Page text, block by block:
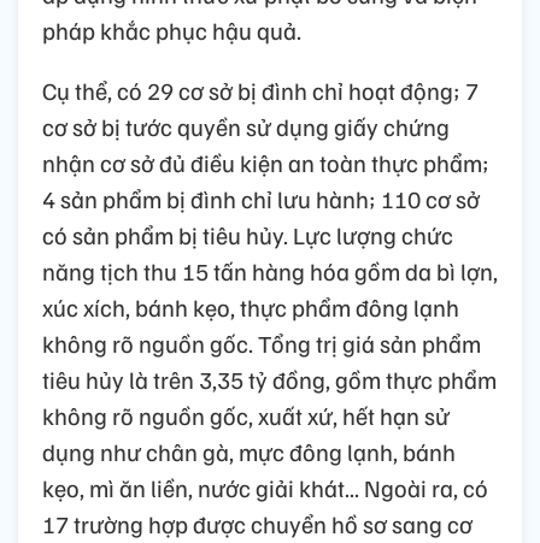
pháp khắc phục hậu quả.
Cụ thể, có 29 cơ sở bị đình chỉ hoạt động; 7
cơ sở bị tước quyền sử dụng giấy chứng
nhận cơ sở đủ điều kiện an toàn thực phẩm;
4 sản phẩm bị đình chỉ lưu hành; 110 cơ sở
có sản phẩm bị tiêu hủy. Lực lượng chức
năng tịch thu 15 tấn hàng hóa gồm da bì lợn,
xúc xích, bánh kẹo, thực phẩm đông lạnh
không rõ nguồn gốc. Tổng trị giá sản phẩm
tiêu hủy là trên 3,35 tỷ đồng, gồm thực phẩm
không rõ nguồn gốc, xuất xứ, hết hạn sử
dụng như chân gà, mực đông lạnh, bánh
kẹo, mì ăn liền, nước giải khát... Ngoài ra, có
17 trường hợp được chuyển hồ sơ sang cơ